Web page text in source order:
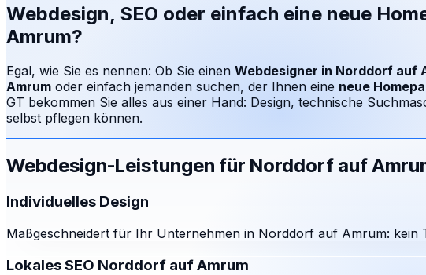
Webdesign, SEO oder einfach eine neue
Amrum?
Egal, wie Sie es nennen: Ob Sie einen Webdesigner in Norddorf auf
Amrum oder einfach jemanden suchen, der Ihnen eine neue
GT bekommen Sie alles aus einer Hand: Design, technische
selbst pflegen können.
Webdesign-Leistungen für Norddorf auf
Individuelles Design
Maßgeschneidert für Ihr Unternehmen in Norddorf auf Amrum: kein
Lokales SEO Norddorf auf Amrum